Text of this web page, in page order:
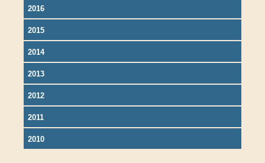
2016
2015
2014
2013
2012
2011
2010